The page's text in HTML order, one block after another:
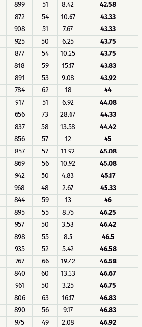
899 51 8.42
42.58
872 54 10.67
43.33
908 51 7.67
43.33
925 50 6.25
43.75
877 54 10.25
43.75
818 59 15.17
43.83
891 53 9.08
43.92
784 62 18
44
917 51 6.92
44.08
656 73 28.67
44.33
837 58 13.58
44.42
856 57 12
45
857 57 11.92
45.08
869 56 10.92
45.08
942 50 4.83
45.17
968 48 2.67
45.33
844 59 13
46
895 55 8.75
46.25
957 50 3.58
46.42
898 55 8.5
46.5
935 52 5.42
46.58
767 66 19.42
46.58
840 60 13.33
46.67
961 50 3.25
46.75
806 63 16.17
46.83
890 56 9.17
46.83
975 49 2.08
46.92